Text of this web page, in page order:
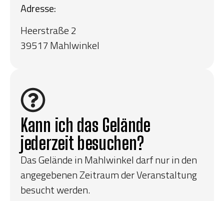
Adresse:
Heerstraße 2
39517 Mahlwinkel
Kann ich das Gelände
jederzeit besuchen?
Das Gelände in Mahlwinkel darf nur in den
angegebenen Zeitraum der Veranstaltung
besucht werden.